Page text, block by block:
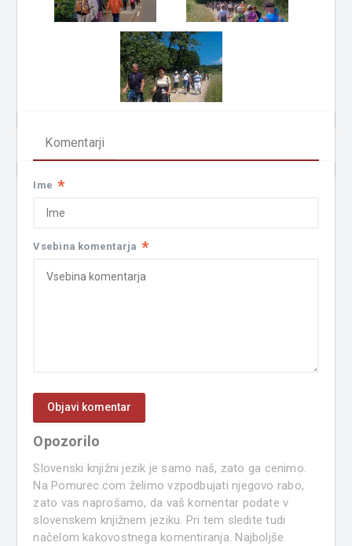
Komentarji
Ime *
Vsebina komentarja *
Opozorilo
Slovenski knjižni jezik je samo naš, zato ga cenimo.
Na Pomurec.com želimo vzpodbujati njegovo rabo,
zato vas naprošamo, da vaš komentar podate v
slovenskem knjižnem jeziku. Pri tem sledite tudi
načelom kakovostnega komentiranja. Najboljše